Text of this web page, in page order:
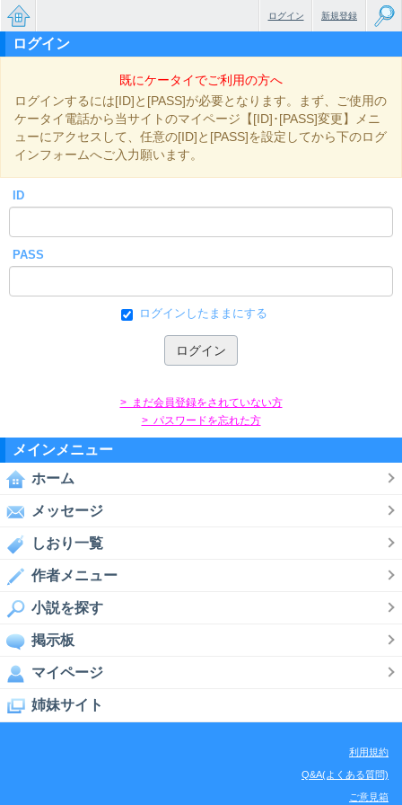
無料で
っと大
小説
新規登録
ログイン
ログイン
既にケータイでご利用の方へ
ログインするには[ID]と[PASS]が必要となります。まず、ご使用の
ケータイ電話から当サイトのマイページ【[ID]･[PASS]変更】メニ
ューにアクセスして、任意の[ID]と[PASS]を設定してから下のログ
インフォームへご入力願います。
ID
PASS
ログインしたままにする
> まだ会員登録をされていない方
> パスワードを忘れた方
メインメニュー
ホーム
メッセージ
しおり一覧
作者メニュー
小説を探す
掲示板
マイページ
姉妹サイト
利用規約
Q&A(よくある質問)
ご意見箱